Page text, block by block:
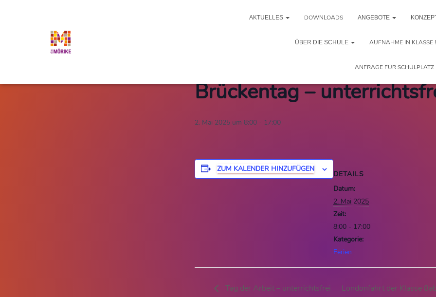
AKTUELLES DOWNLOADS ANGEBOTE
ÜBER DIE SCHULE AUFNAHME IN
ANFRAGE FÜR SCHULPLATZ
Brückentag –
2. Mai 2025 um 8:00 - 17:00
ZUM KALENDER HINZUFÜGEN
DETAILS
Datum:
2. Mai 2025
Zeit:
8:00 - 17:00
Kategorie:
Ferien
Tag der Arbeit – unterrichtsfrei Londonfahrt der Klasse